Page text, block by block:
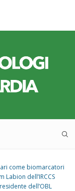
come biomarcatori
dell’IRCCS
dell’OBL